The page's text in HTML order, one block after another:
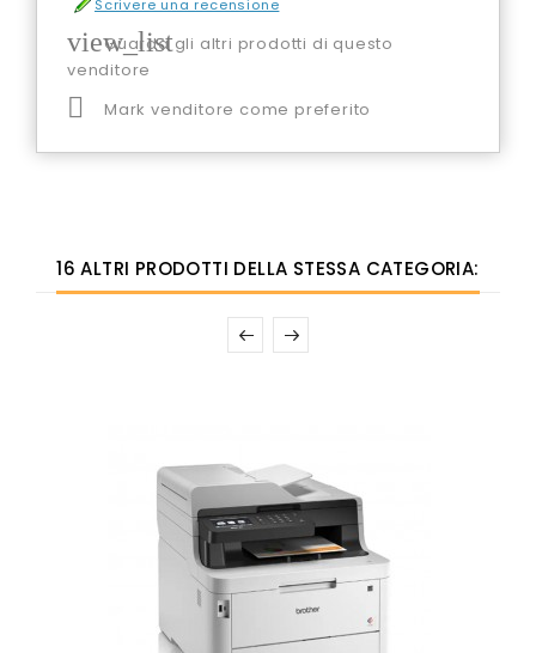
Scrivere una recensione
view_list
Guarda gli altri prodotti di questo
venditore
 Mark venditore come preferito
16 ALTRI PRODOTTI DELLA STESSA CATEGORIA: